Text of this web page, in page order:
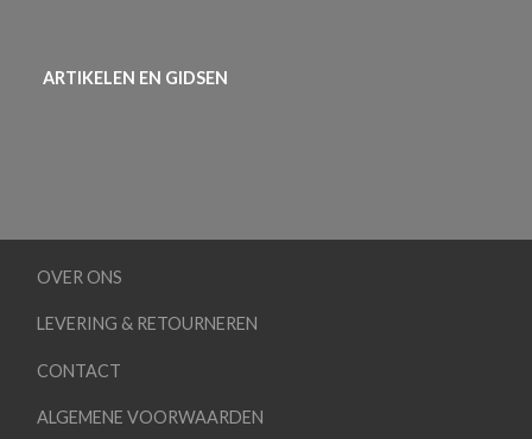
ARTIKELEN EN GIDSEN
OVER ONS
LEVERING & RETOURNEREN
CONTACT
ALGEMENE VOORWAARDEN